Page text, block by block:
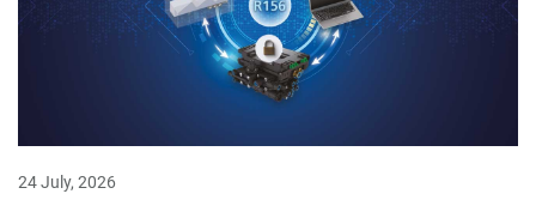
24 July, 2026